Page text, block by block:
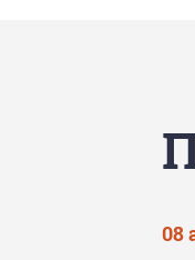
08